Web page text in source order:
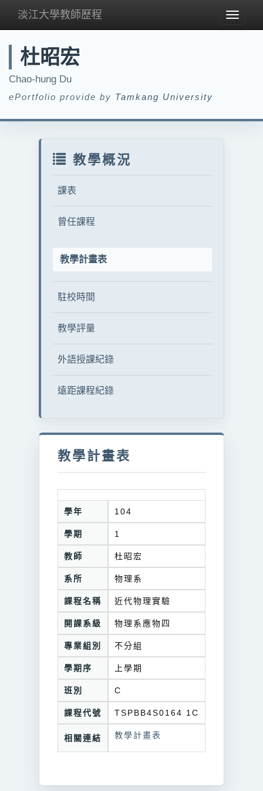
Toggle
淡江大學教師歷程
杜昭宏
Chao-hung Du
ePortfolio provide by Tamkang University
教學概況
課表
曾任課程
教學計畫表
駐校時間
教學評量
外語授課紀錄
遠距課程紀錄
教學計畫表
學年 104
學期 1
教師 杜昭宏
系所 物理系
課程名稱 近代物理實驗
開課系級 物理系應物四
專業組別 不分組
學期序 上學期
班別 C
課程代號 TSPBB4S0164 1C
相關連結 教學計畫表